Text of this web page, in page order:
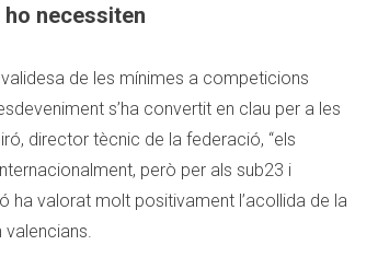
necessiten
de les mínimes a competicions
s’ha convertit en clau per a les
director tècnic de la federació, “els
però per als sub23 i
ha valorat molt positivament l’acollida de la
valencians.